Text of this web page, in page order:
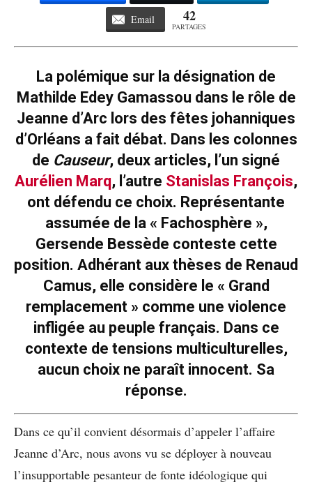
Email 42
PARTAGES
La polémique sur la désignation de
Mathilde Edey Gamassou dans le rôle de
Jeanne d’Arc lors des fêtes johanniques
d’Orléans a fait débat. Dans les colonnes
de Causeur, deux articles, l’un signé
Aurélien Marq, l’autre Stanislas François,
ont défendu ce choix. Représentante
assumée de la « Fachosphère »,
Gersende Bessède conteste cette
position. Adhérant aux thèses de Renaud
Camus, elle considère le « Grand
remplacement » comme une violence
infligée au peuple français. Dans ce
contexte de tensions multiculturelles,
aucun choix ne paraît innocent. Sa
réponse.
Dans ce qu’il convient désormais d’appeler l’affaire
Jeanne d’Arc, nous avons vu se déployer à nouveau
l’insupportable pesanteur de fonte idéologique qui